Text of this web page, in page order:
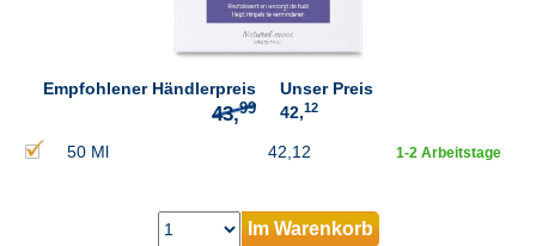
Empfohlener Händlerpreis
Unser Preis
42,12
50 Ml 42,12 1-2 Arbeitstage
Im Warenkorb